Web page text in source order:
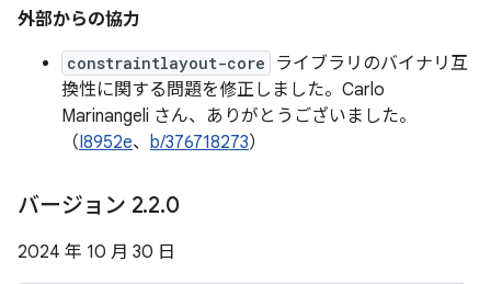
外部からの協力
constraintlayout-core
ライブラリのバイナリ互
換性に関する問題を修正しました。Carlo
Marinangeli さん、ありがとうございました。
（I8952e、 b/376718273）
バージョン 2.2.0
2024 年 10 月 30 日